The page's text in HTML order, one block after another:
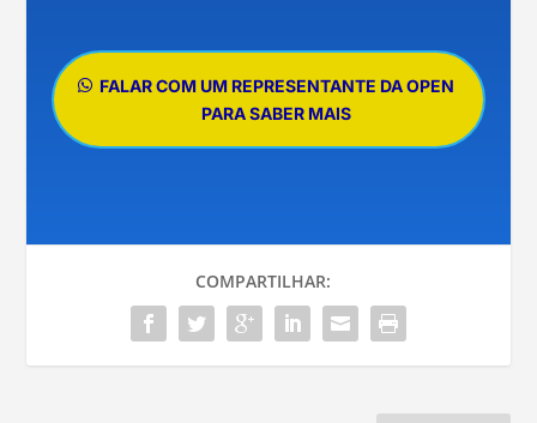
FALAR COM UM REPRESENTANTE DA OPEN
PARA SABER MAIS
COMPARTILHAR: